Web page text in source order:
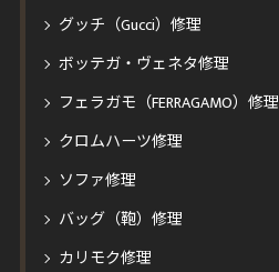
グッチ（Gucci）修理
ボッテガ・ヴェネタ修理
フェラガモ（FERRAGAMO）修理
クロムハーツ修理
ソファ修理
バッグ（鞄）修理
カリモク修理